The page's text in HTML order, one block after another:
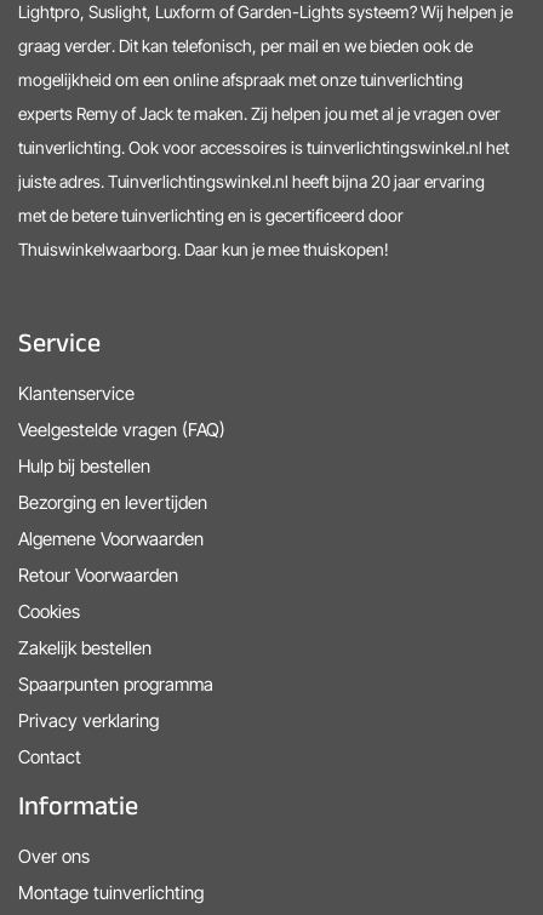
Lightpro, Suslight, Luxform of Garden-Lights systeem? Wij helpen je
graag verder. Dit kan telefonisch, per mail en we bieden ook de
mogelijkheid om een online afspraak met onze tuinverlichting
experts Remy of Jack te maken. Zij helpen jou met al je vragen over
tuinverlichting. Ook voor accessoires is tuinverlichtingswinkel.nl het
juiste adres. Tuinverlichtingswinkel.nl heeft bijna 20 jaar ervaring
met de betere tuinverlichting en is gecertificeerd door
Thuiswinkelwaarborg. Daar kun je mee thuiskopen!
Service
Klantenservice
Veelgestelde vragen (FAQ)
Hulp bij bestellen
Bezorging en levertijden
Algemene Voorwaarden
Retour Voorwaarden
Cookies
Zakelijk bestellen
Spaarpunten programma
Privacy verklaring
Contact
Informatie
Over ons
Montage tuinverlichting